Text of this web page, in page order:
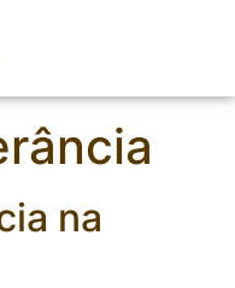
na